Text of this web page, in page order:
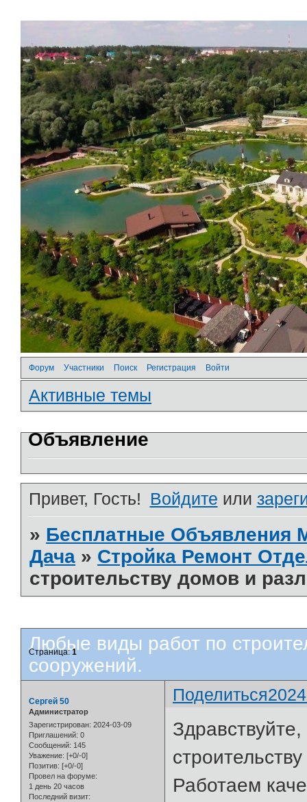
Форум Участники Поиск Регистрация Войти
Активные темы
Объявление
Привет, Гость! Войдите или
» Бесплатные
Дача » Стройка Ремонт
строительству домов и
Любые виды работ по
сооружений.
Страница:1
Поделиться
Сергей 50
Администратор
Зарегистрирован: 2024-03-09
Приглашений: 0
Сообщений: 145
Уважение: [+0/-0]
Позитив: [+0/-0]
Провел на форуме:
1 день 20 часов
Последний визит:
Работаем